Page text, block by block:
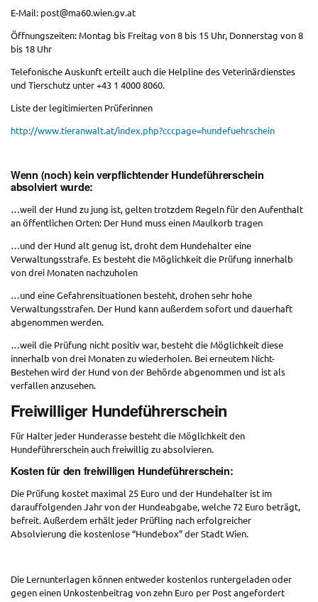
E-Mail: post@ma60.wien.gv.at
Öffnungszeiten: Montag bis Freitag von 8 bis 15 Uhr, Donnerstag von 8
bis 18 Uhr
Telefonische Auskunft erteilt auch die Helpline des Veterinärdienstes
und Tierschutz unter +43 1 4000 8060.
Liste der legitimierten Prüferinnen
http://www.tieranwalt.at/index.php?cccpage=hundefuehrschein
Wenn (noch) kein verpflichtender Hundeführerschein
absolviert wurde:
…weil der Hund zu jung ist, gelten trotzdem Regeln für den Aufenthalt
an öffentlichen Orten: Der Hund muss einen Maulkorb tragen
…und der Hund alt genug ist, droht dem Hundehalter eine
Verwaltungsstrafe. Es besteht die Möglichkeit die Prüfung innerhalb
von drei Monaten nachzuholen
…und eine Gefahrensituationen besteht, drohen sehr hohe
Verwaltungsstrafen. Der Hund kann außerdem sofort und dauerhaft
abgenommen werden.
…weil die Prüfung nicht positiv war, besteht die Möglichkeit diese
innerhalb von drei Monaten zu wiederholen. Bei erneutem Nicht-
Bestehen wird der Hund von der Behörde abgenommen und ist als
verfallen anzusehen.
Freiwilliger Hundeführerschein
Für Halter jeder Hunderasse besteht die Möglichkeit den
Hundeführerschein auch freiwillig zu absolvieren.
Kosten für den freiwilligen Hundeführerschein:
Die Prüfung kostet maximal 25 Euro und der Hundehalter ist im
darauffolgenden Jahr von der Hundeabgabe, welche 72 Euro beträgt,
befreit. Außerdem erhält jeder Prüfling nach erfolgreicher
Absolvierung die kostenlose “Hundebox” der Stadt Wien.
Die Lernunterlagen können entweder kostenlos runtergeladen oder
gegen einen Unkostenbeitrag von zehn Euro per Post angefordert